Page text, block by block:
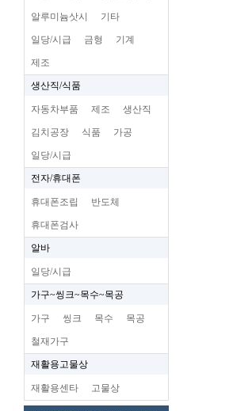
알루미늄삿시 기타
일당/시급 금형 기계
제조
생산직/식품
자동차부품 제조 생산직
김치공장 식품 가공
일당/시급
전자/휴대폰
휴대폰조립 반도체
휴대폰검사
알바
일당/시급
가구~씽크~목수~목공
가구 씽크 목수 목공
철재가구
재활용고물상
재활용센타 고물상